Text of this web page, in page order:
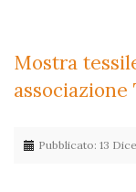
Mostra
Pubblicato: 13